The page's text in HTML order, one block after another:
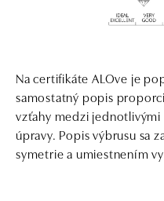
Na certifikáte ALOve je
samostatný popis
vzťahy medzi jednotlivými
úpravy. Popis výbrusu sa
symetrie a umiestnením